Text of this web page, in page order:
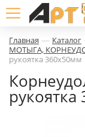
Главная — Каталог
МОТЫГА,
рукоятка 360х50мм